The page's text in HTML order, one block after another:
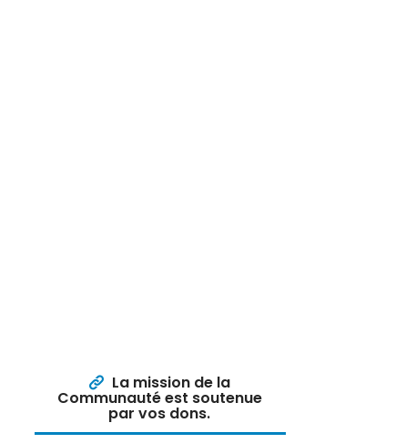
La mission de la
Communauté est soutenue
par vos dons.